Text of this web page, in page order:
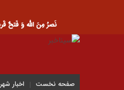
نَصرُ مِنَ الله وَ فَتحٌ
صفحه نخست اخبار